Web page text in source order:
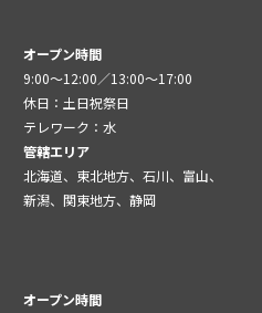
オープン時間
9:00～12:00／13:00～17:00
休日：土日祝祭日
テレワーク：水
管轄エリア
北海道、東北地方、石川、富山、
新潟、関東地方、静岡
オープン時間